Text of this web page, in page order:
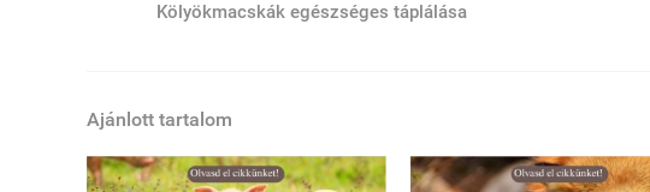
Kölyökmacskák egészséges táplálása
Ajánlott tartalom